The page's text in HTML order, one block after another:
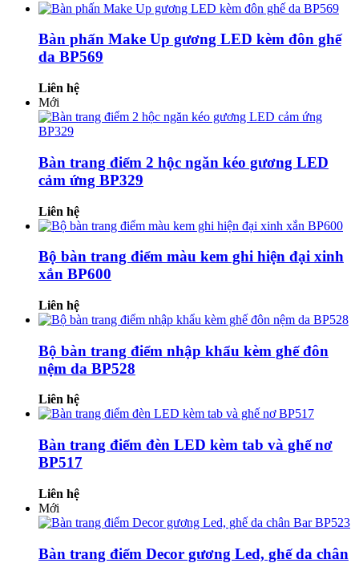
Bàn phấn Make Up gương LED kèm đôn ghế
da BP569
Liên hệ
Mới
Bàn trang điểm 2 hộc ngăn kéo gương LED
cảm ứng BP329
Liên hệ
Bộ bàn trang điểm màu kem ghi hiện đại xinh
xắn BP600
Liên hệ
Bộ bàn trang điểm nhập khẩu kèm ghế đôn
nệm da BP528
Liên hệ
Bàn trang điểm đèn LED kèm tab và ghế nơ
BP517
Liên hệ
Mới
Bàn trang điểm Decor gương Led, ghế da chân